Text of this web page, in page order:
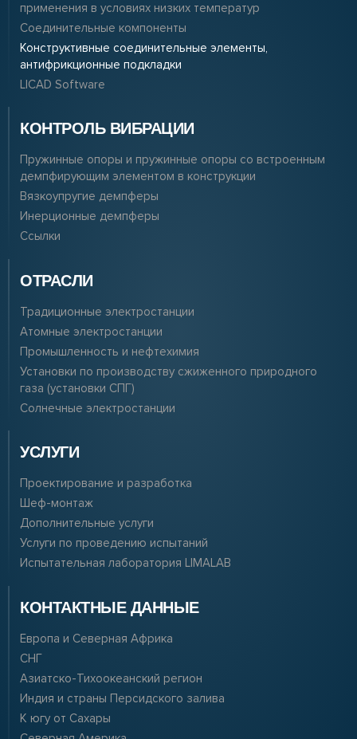
применения в условиях низких температур
Соединительные компоненты
Конструктивные соединительные элементы,
антифрикционные подкладки
LICAD Software
КОНТРОЛЬ ВИБРАЦИИ
Пружинные опоры и пружинные опоры со встроенным
демпфирующим элементом в конструкции
Вязкоупругие демпферы
Инерционные демпферы
Ссылки
ОТРАСЛИ
Традиционные электростанции
Атомные электростанции
Промышленность и нефтехимия
Установки по производству сжиженного природного
газа (установки СПГ)
Солнечные электростанции
УСЛУГИ
Проектирование и разработка
Шеф-монтаж
Дополнительные услуги
Услуги по проведению испытаний
Испытательная лаборатория LIMALAB
КОНТАКТНЫЕ ДАННЫЕ
Европа и Северная Африка
СНГ
Азиатско-Тихоокеанский регион
Индия и страны Персидского залива
К югу от Сахары